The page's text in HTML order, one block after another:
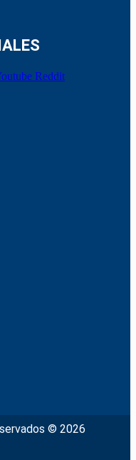
Reddit
© 2026